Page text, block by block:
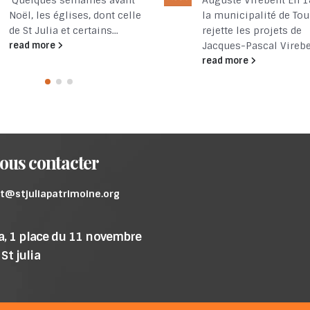
la municipalité de Toulouse
rejette les projets de
Jacques-Pascal Virebent...
village s’est construit
une...
read more
contacter
1 place du 11 novembre
julia